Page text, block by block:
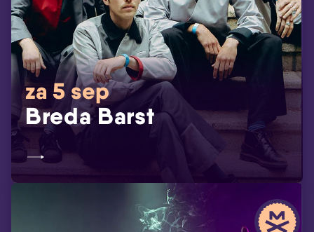
za 5 sep
Breda Barst